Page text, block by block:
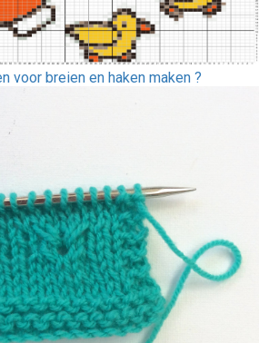
voor breien en haken maken ?